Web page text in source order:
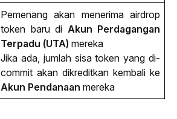
Pemenang akan menerima airdrop
token baru di Akun Perdagangan
Terpadu (UTA) mereka
Jika ada, jumlah sisa token yang di-
commit akan dikreditkan kembali ke
Akun Pendanaan mereka